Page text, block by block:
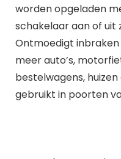
worden opgeladen
schakelaar aan of uit
Ontmoedigt inbraken
meer auto’s,
bestelwagens,
gebruikt in poorten